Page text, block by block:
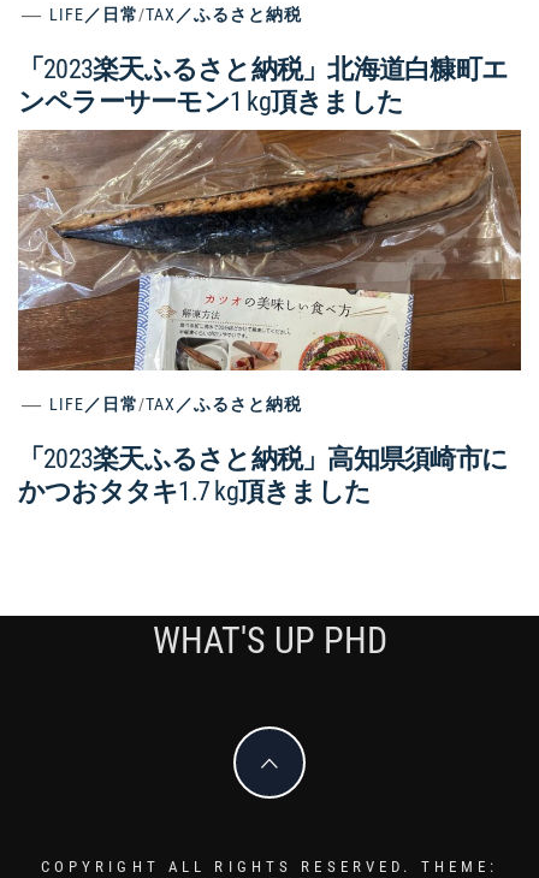
LIFE／日常/TAX／ふるさと納税
「2023楽天ふるさと納税」北海道白糠町エ
ンペラーサーモン1 kg頂きました
LIFE／日常/TAX／ふるさと納税
「2023楽天ふるさと納税」高知県須崎市に
かつおタタキ1.7 kg頂きました
WHAT'S UP PHD
COPYRIGHT ALL RIGHTS RESERVED. THEME: